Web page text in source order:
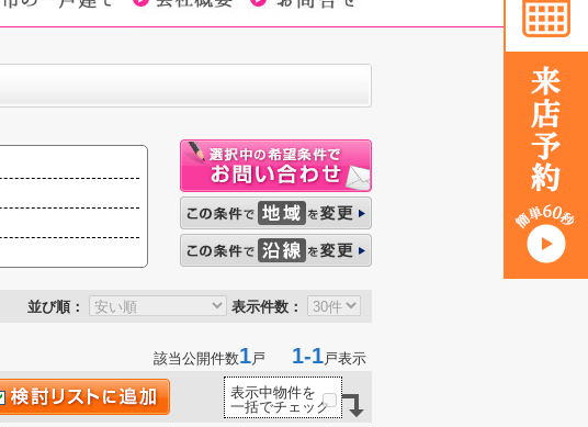
並び順： 表示件数：
該当公開件数1戸 1-1戸表示
表示中物件を
一括でチェック